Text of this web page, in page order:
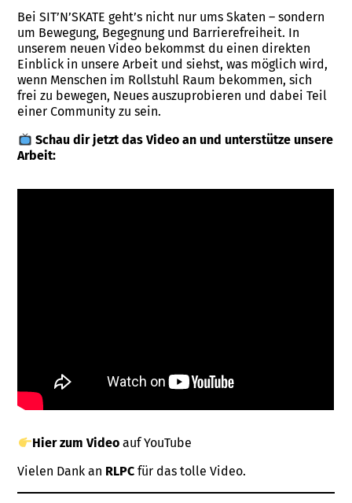
Bei SIT’N’SKATE geht’s nicht nur ums Skaten – sondern
um Bewegung, Begegnung und Barrierefreiheit. In
unserem neuen Video bekommst du einen direkten
Einblick in unsere Arbeit und siehst, was möglich wird,
wenn Menschen im Rollstuhl Raum bekommen, sich
frei zu bewegen, Neues auszuprobieren und dabei Teil
einer Community zu sein.
Schau dir jetzt das Video an und unterstütze unsere
Arbeit:
Hier zum Videoauf YouTube
Vielen Dank an RLPC für das tolle Video.